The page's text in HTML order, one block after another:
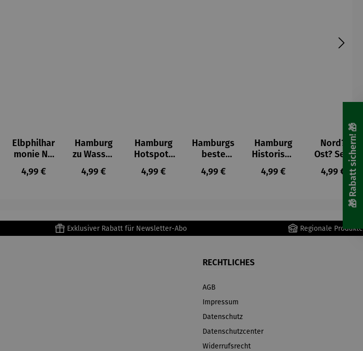
Preis:
Elbphilhar
monie No
2 – E-
Paper
Regulärer Preis:
4,99 €
Hamburg
zu Wasser
– E-Paper
Regulärer Preis:
4,99 €
Hamburg
Hotspots
– E-Paper
Regulärer Preis:
4,99 €
Hamburgs
beste
Köche – E-
Paper
Regulärer Preis:
4,99 €
Hamburg
Historisch
– E-Paper
Regulärer Preis:
4,99 €
Nord?
Ost? See!
No.1 – E-
Paper
Regulärer
4,99 €
Exklusiver Rabatt für Newsletter-Abo Regionale Produkte
RECHTLICHES
AGB
Impressum
Datenschutz
Datenschutzcenter
Widerrufsrecht
🎁 Rabatt sichern! 🎁